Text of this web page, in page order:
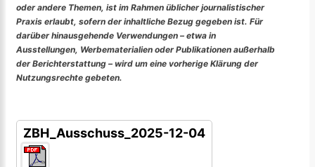
oder andere Themen, ist im Rahmen üblicher journalistischer
Praxis erlaubt, sofern der inhaltliche Bezug gegeben ist. Für
darüber hinausgehende Verwendungen – etwa in
Ausstellungen, Werbematerialien oder Publikationen außerhalb
der Berichterstattung – wird um eine vorherige Klärung der
Nutzungsrechte gebeten.
ZBH_Ausschuss_2025-12-04